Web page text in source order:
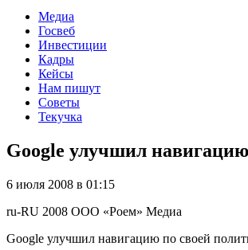
Медиа
Госвеб
Инвестиции
Кадры
Кейсы
Нам пишут
Советы
Текучка
Google улучшил
6 июля 2008 в 01:15
ru-RU 2008 ООО «Роем» Медиа
Google улучшил навигацию по своей